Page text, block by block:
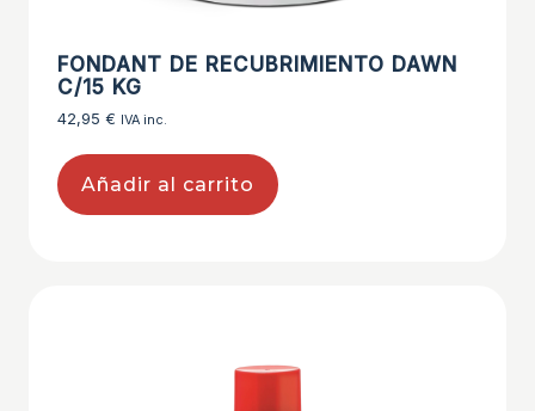
FONDANT DE RECUBRIMIENTO DAWN
C/15 KG
42,95 € IVA inc.
Añadir al carrito